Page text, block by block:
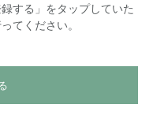
する」をタップしていた
てください。